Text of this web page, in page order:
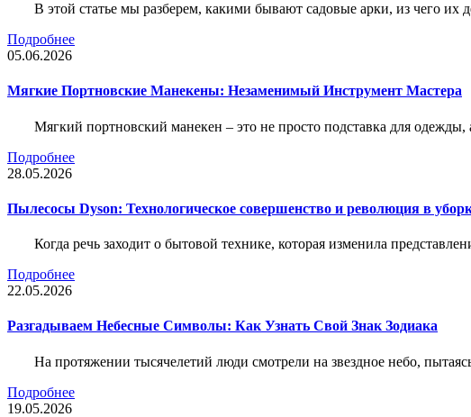
В этой статье мы разберем, какими бывают садовые арки, из чего их
Подробнее
05.06.2026
Мягкие Портновские Манекены: Незаменимый Инструмент Мастера
Мягкий портновский манекен – это не просто подставка для
Подробнее
28.05.2026
Пылесосы Dyson: Технологическое совершенство и революция в
Когда речь заходит о бытовой технике, которая изменила
Подробнее
22.05.2026
Разгадываем Небесные Символы: Как Узнать Свой Знак Зодиака
На протяжении тысячелетий люди смотрели на звездное небо,
Подробнее
19.05.2026